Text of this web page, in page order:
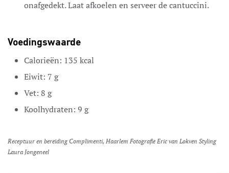
onafgedekt. Laat afkoelen en serveer de cantuccini.
Voedingswaarde
Calorieën: 135 kcal
Eiwit: 7 g
Vet: 8 g
Koolhydraten: 9 g
Receptuur en bereiding Complimenti, Haarlem Fotografie Eric van Lokven Styling
Laura Jongeneel